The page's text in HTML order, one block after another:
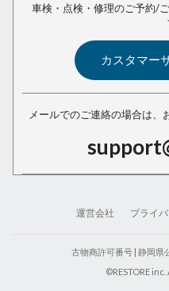
車検・点検・修理のご予約/
カスタマー
メールでのご連絡の場合は、
古物商許可番号 | 静岡県
©RESTORE
運営会社 プライ